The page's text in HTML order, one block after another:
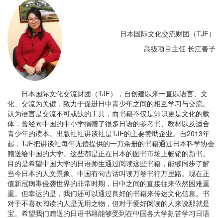
日本国际文化交流财团（TJF）
高级项目主任 长江春子
日本国际文化交流财团（TJF），自创建以来一直以语言、文
化、交流为关键，致力于促进日中青少年之间的相互学习与交流。
认为语言是交流不可或缺的工具，而书籍不仅是知识更是文化的载
体，曾经向中国的中小学捐赠了很多日语的参考书、教材以及适合
青少年的读本。出版社社讲谈社是TJF的主要赞助企业。自2013年
起，TJF把讲谈社每年无偿提供的一万余册的书籍通过日本科学协会
赠送给中国的大学。这些都是正在日本的图书市场上畅销的新书。
目的是希望中国大学的日语师生通过阅读这些书籍，能够同步了解
当今日本的人文景象。中国有句古话叫读万卷书行万里路。现在正
值新冠病毒侵袭世界的非常时期，日中之间的直接往来依然困难重
重。但幸运的是，我们还可以通过良好的书籍来传达文化信息。书
对于不喜欢阅读的人是无用之物，但对于爱好阅读的人来说那就是
宝。希望我们赠送的日语书籍能够受到在中国各大学刻苦学习日语